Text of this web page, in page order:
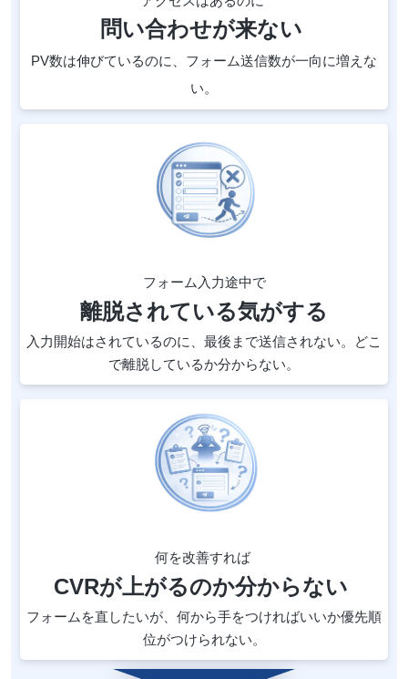
問い合わせが来ない
PV数は伸びているのに、フォーム送信数が一向に増えな
い。
フォーム入力途中で
離脱されている気がする
入力開始はされているのに、最後まで送信されない。どこ
で離脱しているか分からない。
何を改善すれば
CVRが上がるのか分からない
フォームを直したいが、何から手をつければいいか優先順
位がつけられない。